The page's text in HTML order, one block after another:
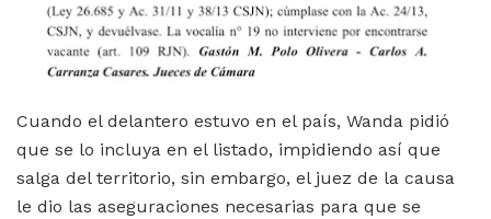
Cuando el delantero estuvo en el país, Wanda pidió
que se lo incluya en el listado, impidiendo así que
salga del territorio, sin embargo, el juez de la causa
le dio las aseguraciones necesarias para que se